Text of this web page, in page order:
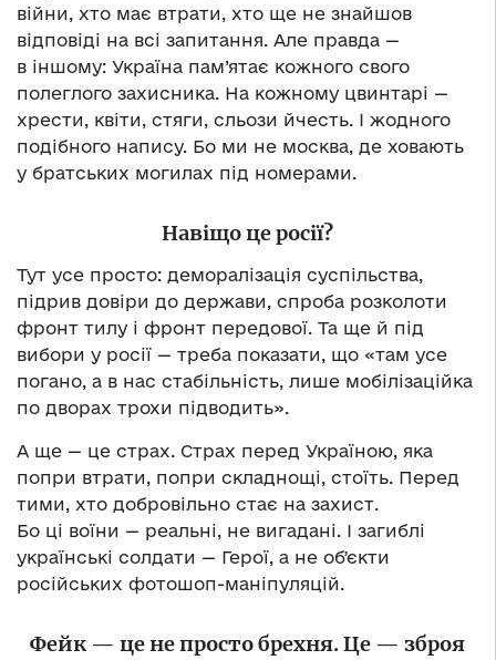
війни, хто має втрати, хто ще не знайшов
відповіді на всі запитання. Але правда —
в іншому: Україна пам’ятає кожного свого
полеглого захисника. На кожному цвинтарі —
хрести, квіти, стяги, сльози йчесть. І жодного
подібного напису. Бо ми не москва, де ховають
у братських могилах під номерами.
Навіщо це росії?
Тут усе просто: деморалізація суспільства,
підрив довіри до держави, спроба розколоти
фронт тилу і фронт передової. Та ще й під
вибори у росії — треба показати, що «там усе
погано, а в нас стабільність, лише мобілізаційка
по дворах трохи підводить».
А ще — це страх. Страх перед Україною, яка
попри втрати, попри складнощі, стоїть. Перед
тими, хто добровільно стає на захист.
Бо ці воїни — реальні, не вигадані. І загиблі
українські солдати — Герої, а не обʼєкти
російських фотошоп-маніпуляцій.
Фейк — це не просто брехня. Це — зброя